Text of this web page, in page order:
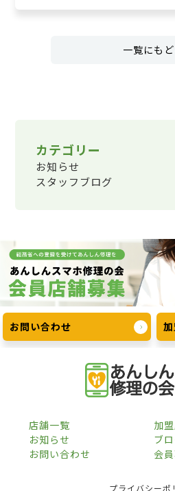
一覧にも
カテゴリー
お知らせ
スタッフブログ
お問い合わせ
店舗一覧
加
お知らせ
ブ
お問い合わせ
会
プライバシーポ